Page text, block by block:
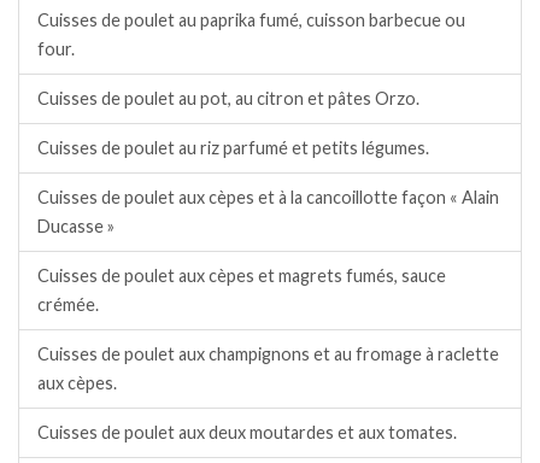
Cuisses de poulet au paprika fumé, cuisson barbecue ou
four.
Cuisses de poulet au pot, au citron et pâtes Orzo.
Cuisses de poulet au riz parfumé et petits légumes.
Cuisses de poulet aux cèpes et à la cancoillotte façon « Alain
Ducasse »
Cuisses de poulet aux cèpes et magrets fumés, sauce
crémée.
Cuisses de poulet aux champignons et au fromage à raclette
aux cèpes.
Cuisses de poulet aux deux moutardes et aux tomates.